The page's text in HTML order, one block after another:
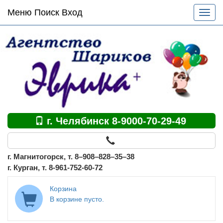
Основное
меню
по
Меню Поиск Вход
меню
г. Челябинск 8-9000-70-29-49
г. Магнитогорск, т. 8–908–828–35–38
г. Курган, т. 8-961-752-60-72
Корзина
В корзине пусто.